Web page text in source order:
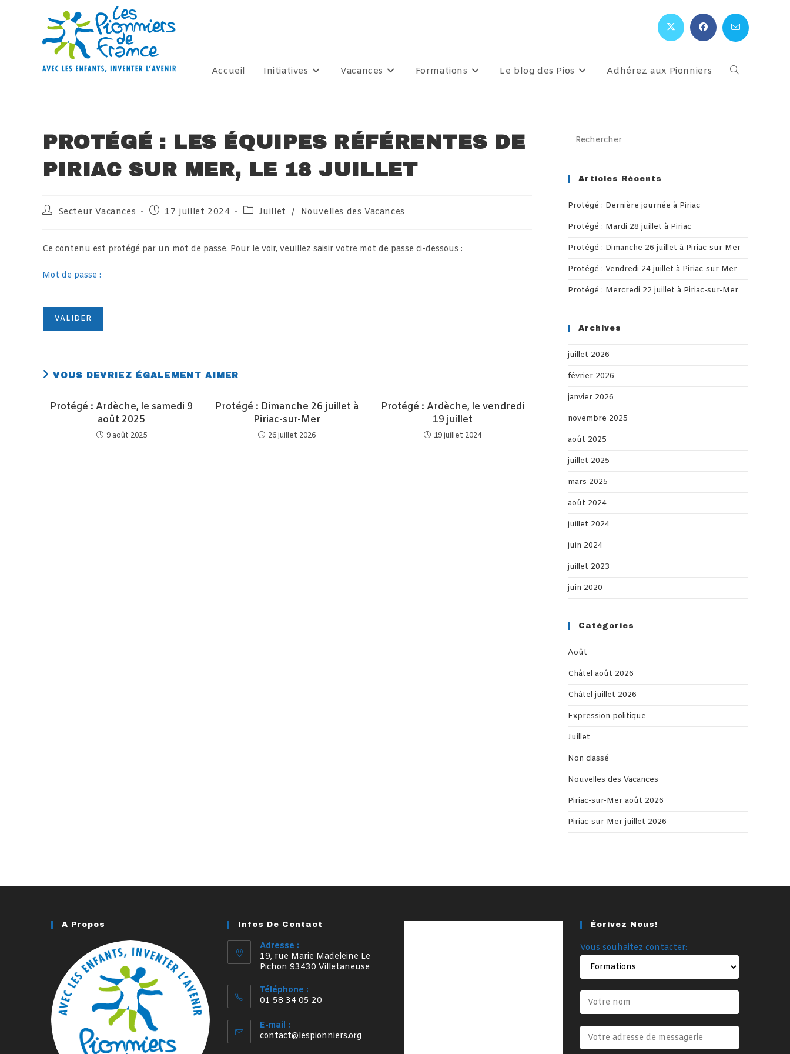
Accueil Initiatives Vacances Formations Le blog des Pios Adhérez aux Pionniers Toggle
PROTÉGÉ : LES ÉQUIPES RÉFÉRENTES DE
PIRIAC SUR MER, LE 18 JUILLET
Auteur/autrice
publication :
Secteur Vacances
Publication
17 juillet 2024
PostJuillet / Nouvelles des Vacances
Ce contenu est protégé par un mot de passe. Pour le voir, veuillez saisir votre mot de passe ci-dessous :
Mot de passe :
VOUS DEVRIEZ ÉGALEMENT AIMER
Protégé : Ardèche, le samedi 9
août 2025
9 août 2025
Protégé : Dimanche 26 juillet à
Piriac-sur-Mer
26 juillet 2026
Protégé : Ardèche, le vendredi
19 juillet
19 juillet 2024
Articles Récents
Protégé : Dernière journée à Piriac
Protégé : Mardi 28 juillet à Piriac
Protégé : Dimanche 26 juillet à Piriac-sur-Mer
Protégé : Vendredi 24 juillet à Piriac-sur-Mer
Protégé : Mercredi 22 juillet à Piriac-sur-Mer
Archives
juillet 2026
février 2026
janvier 2026
novembre 2025
août 2025
juillet 2025
mars 2025
août 2024
juillet 2024
juin 2024
juillet 2023
juin 2020
Catégories
Août
Châtel août 2026
Châtel juillet 2026
Expression politique
Juillet
Non classé
Nouvelles des Vacances
Piriac-sur-Mer août 2026
Piriac-sur-Mer juillet 2026
A Propos Infos De Contact
Adresse :
19, rue Marie Madeleine Le
Pichon 93430 Villetaneuse
Téléphone :
01 58 34 05 20
E-mail :
contact@lespionniers.orgS’ouvre
Écrivez Nous!
Vous souhaitez contacter: